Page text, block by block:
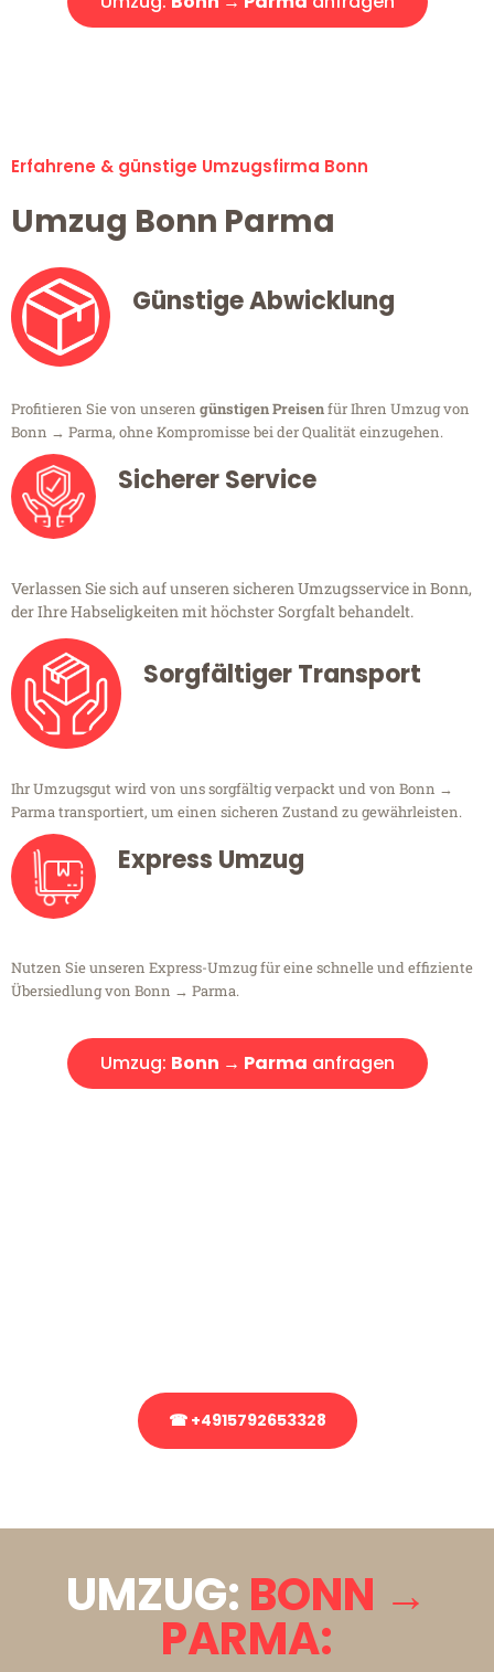
Erfahrene & günstige Umzugsfirma Bonn
Umzug Bonn Parma
Günstige Abwicklung
Profitieren Sie von unseren günstigen Preisenfür Ihren Umzug von
Bonn → Parma, ohne Kompromisse bei der Qualität einzugehen.
Sicherer Service
Verlassen Sie sich auf unseren sicheren Umzugsservice in Bonn,
der Ihre Habseligkeiten mit höchster Sorgfalt behandelt.
Sorgfältiger Transport
Ihr Umzugsgut wird von uns sorgfältig verpackt und von Bonn →
Parma transportiert, um einen sicheren Zustand zu gewährleisten.
Express Umzug
Nutzen Sie unseren Express-Umzug für eine schnelle und effiziente
Übersiedlung von Bonn → Parma.
Umzug: Bonn → Parma anfragen
☎ +4915792653328
UMZUG: BONN →
PARMA: